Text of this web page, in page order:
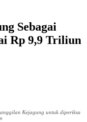
Sebagai
Rp 9,9 Triliun
Kejagung untuk diperiksa